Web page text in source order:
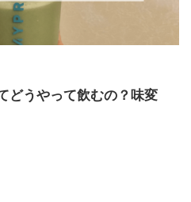
どうやって飲むの？味変